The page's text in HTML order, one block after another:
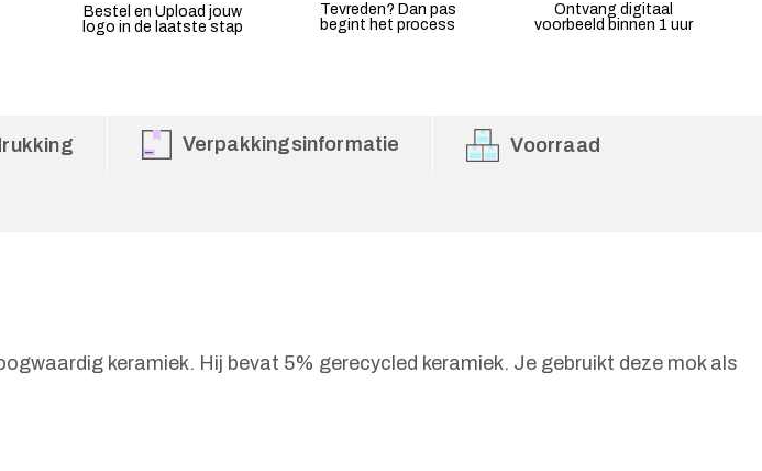
Bestel en Upload jouw
logo in de laatste stap
Tevreden? Dan pas
begint het process
Ontvang digitaal
voorbeeld binnen 1 uur
Verpakkingsinformatie Voorraad
keramiek. Hij bevat 5% gerecycled keramiek. Je gebruikt deze mok als